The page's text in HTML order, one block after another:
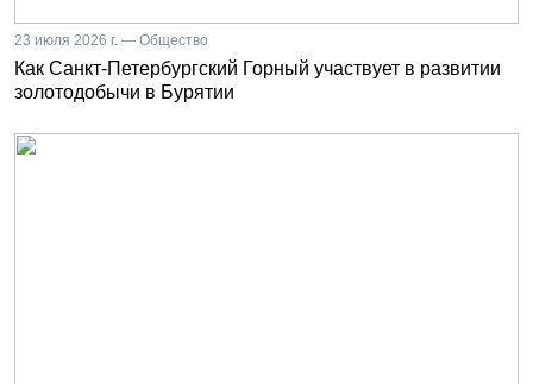
23 июля 2026 г. — Общество
Как Санкт-Петербургский Горный участвует в развитии
золотодобычи в Бурятии